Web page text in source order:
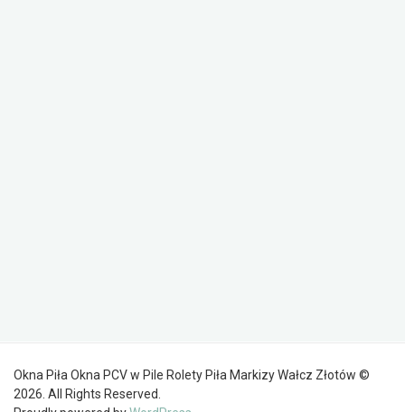
Okna Piła Okna PCV w Pile Rolety Piła Markizy Wałcz Złotów ©
2026. All Rights Reserved.